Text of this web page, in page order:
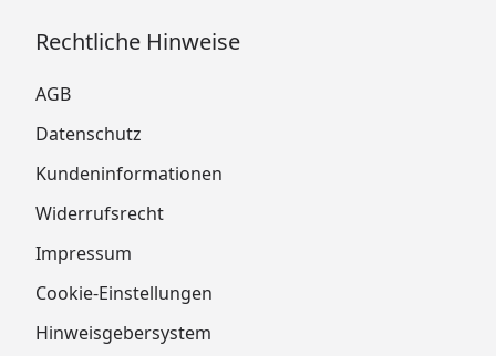
Rechtliche Hinweise
AGB
Datenschutz
Kundeninformationen
Widerrufsrecht
Impressum
Cookie-Einstellungen
Hinweisgebersystem